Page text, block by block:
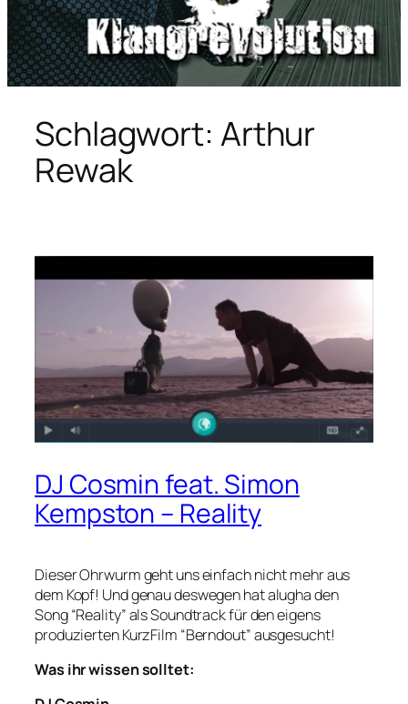
Schlagwort: Arthur
Rewak
DJ Cosmin feat. Simon
Kempston – Reality
Dieser Ohrwurm geht uns einfach nicht mehr aus
dem Kopf! Und genau deswegen hat alugha den
Song “Reality” als Soundtrack für den eigens
produzierten KurzFilm “Berndout” ausgesucht!
Was ihr wissen solltet: